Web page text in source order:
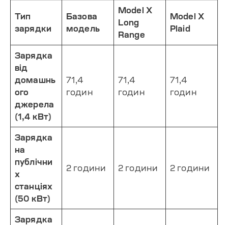
Тип
зарядки
Базова
модель
Model X
Long
Range
Model X
Plaid
Зарядка
від
домашнь
ого
джерела
(1,4 кВт)
71,4
годин
71,4
годин
71,4
годин
Зарядка
на
публічни
х
станціях
(50 кВт)
2 години 2 години 2 години
Зарядка